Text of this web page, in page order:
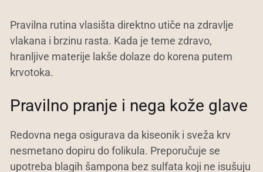
Pravilna rutina vlasišta direktno utiče na zdravlje
vlakana i brzinu rasta. Kada je teme zdravo,
hranljive materije lakše dolaze do korena putem
krvotoka.
Pravilno pranje i nega kože glave
Redovna nega osigurava da kiseonik i sveža krv
nesmetano dopiru do folikula. Preporučuje se
upotreba blagih šampona bez sulfata koji ne isušuju